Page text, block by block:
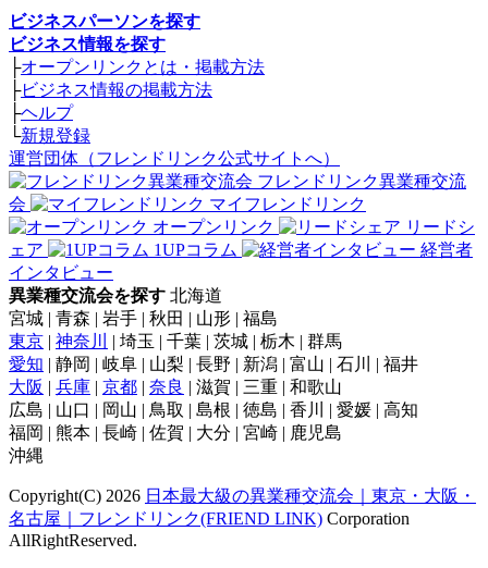
ビジネスパーソンを探す
ビジネス情報を探す
├オープンリンクとは・掲載方法
├ビジネス情報の掲載方法
├ヘルプ
└新規登録
運営団体（フレンドリンク公式サイトへ）
フレンドリンク異業種交流
会
マイフレンドリンク
オープンリンク
リードシ
ェア
1UPコラム
経営者
インタビュー
異業種交流会を探す 北海道
宮城 | 青森 | 岩手 | 秋田 | 山形 | 福島
東京 | 神奈川
| 埼玉 | 千葉 | 茨城 | 栃木 | 群馬
愛知 | 静岡 | 岐阜 | 山梨 | 長野 | 新潟 | 富山 | 石川 | 福井
大阪 | 兵庫 | 京都 | 奈良 | 滋賀 | 三重 | 和歌山
広島 | 山口 | 岡山 | 鳥取 | 島根 | 徳島 | 香川 | 愛媛 | 高知
福岡 | 熊本 | 長崎 | 佐賀 | 大分 | 宮崎 | 鹿児島
沖縄
Copyright(C) 2026 日本最大級の異業種交流会｜東京・大阪・
名古屋｜フレンドリンク(FRIEND LINK) Corporation
AllRightReserved.